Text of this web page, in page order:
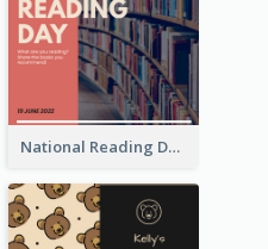
National Reading Day Invitation